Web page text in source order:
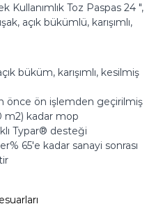
Kullanımlık Toz Paspas 24 ",
açık bükümlü, karışımlı,
büküm, karışımlı, kesilmiş
önce ön işlemden geçirilmiş
m2) kadar mop
Typar® desteği
65'e kadar sanayi sonrası